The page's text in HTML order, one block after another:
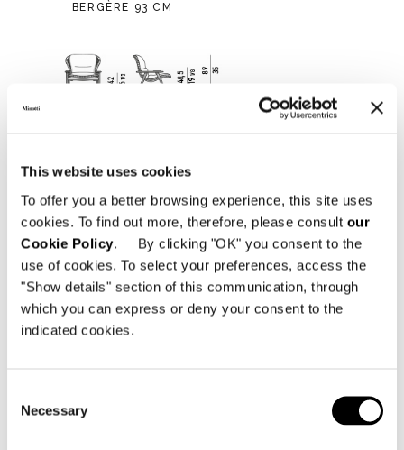
This website uses cookies
To offer you a better browsing experience, this site uses
cookies. To find out more, therefore, please consult our
Cookie Policy. By clicking "OK" you consent to the
use of cookies. To select your preferences, access the
"Show details" section of this communication, through
which you can express or deny your consent to the
indicated cookies.
Selection
Necessary
BERGÈRE 93 CM
ARMCHAIR 93 CM - BACKREST H92